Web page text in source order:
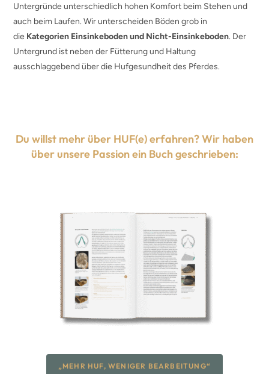
Untergründe unterschiedlich hohen Komfort beim Stehen und
auch beim Laufen. Wir unterscheiden Böden grob in
die Kategorien Einsinkeboden und Nicht-Einsinkeboden. Der
Untergrund ist neben der Fütterung und Haltung
ausschlaggebend über die Hufgesundheit des Pferdes.
Du willst mehr über HUF(e) erfahren? Wir haben
über unsere Passion ein Buch geschrieben:
„MEHR HUF, WENIGER BEARBEITUNG“